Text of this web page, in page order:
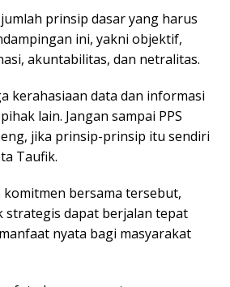
prinsip dasar yang harus
ini, yakni objektif,
akuntabilitas, dan netralitas.
kerahasiaan data dan informasi
lain. Jangan sampai PPS
jika prinsip-prinsip itu sendiri
Taufik.
bersama tersebut,
strategis dapat berjalan tepat
nyata bagi masyarakat